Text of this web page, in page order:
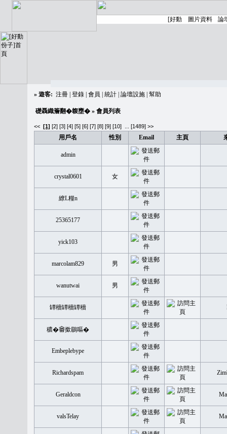
» 遊客: 注冊 登錄 會員 統計 論壇設施 幫助
礎聶織簷翻�䪖壅� » 會員列表
<< [1] [2] [3] [4] [5] [6] [7] [8] [9] [10] [1489] >>
用戶名 性別 Email 主頁
admin
crystal0601 女
繚L糧n
25365177
yick103
marcolam829 男
wanutwai 男
罈穡罈穡罈穡
穠�𤲞撳鶥嘔�
Embeplebype
Richardspam
Geraldcon
valsTelay